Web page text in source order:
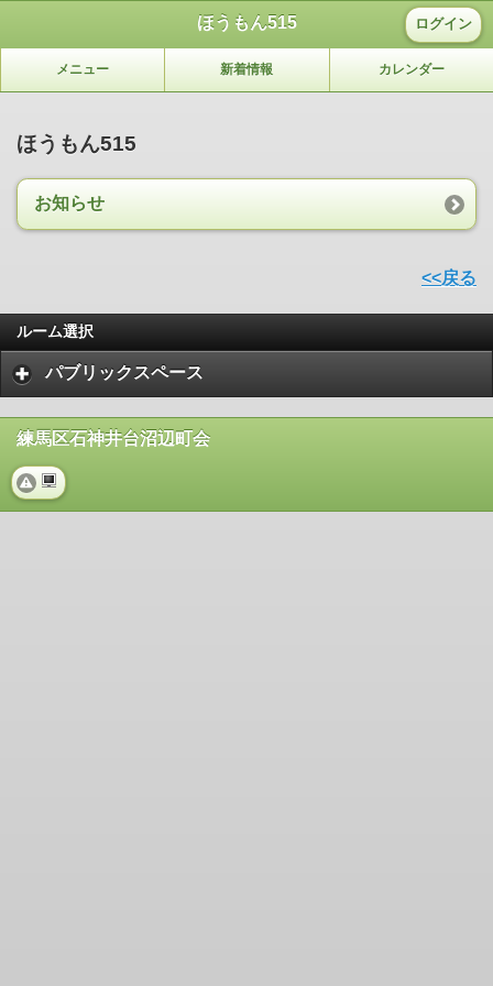
ほうもん515 ログイン
メニュー 新着情報 カレンダー
ほうもん515
お知らせ
<<戻る
ルーム選択
パブリックスペース
練馬区石神井台沼辺町会